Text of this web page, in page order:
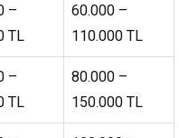
–
TL
60.000 –
110.000 TL
–
TL
80.000 –
150.000 TL